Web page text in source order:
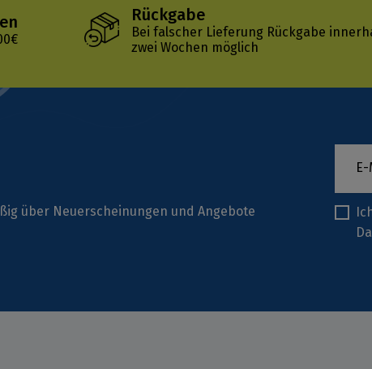
Rückgabe
Bei falscher Lieferung Rückgabe
zwei Wochen möglich
über Neuerscheinungen und Angebote